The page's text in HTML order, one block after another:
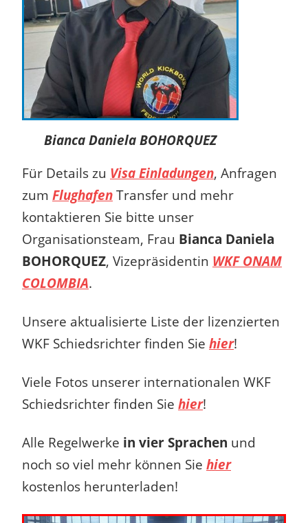
Bianca Daniela BOHORQUEZ
Für Details zu Visa Einladungen, Anfragen
zum Flughafen Transfer und mehr
kontaktieren Sie bitte unser
Organisationsteam, Frau Bianca Daniela
BOHORQUEZ, Vizepräsidentin WKF ONAM
COLOMBIA.
Unsere aktualisierte Liste der lizenzierten
WKF Schiedsrichter finden Sie hier!
Viele Fotos unserer internationalen WKF
Schiedsrichter finden Sie hier!
Alle Regelwerke in vier Sprachen und
noch so viel mehr können Sie hier
kostenlos herunterladen!